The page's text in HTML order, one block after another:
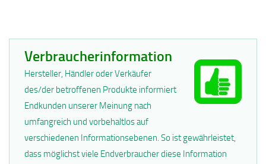
Verbraucherinformation
Hersteller, Händler oder Verkäufer
des/der betroffenen Produkte informiert
Endkunden unserer Meinung nach
umfangreich und vorbehaltlos auf
verschiedenen Informationsebenen. So ist gewährleistet,
dass möglichst viele Endverbraucher diese Information